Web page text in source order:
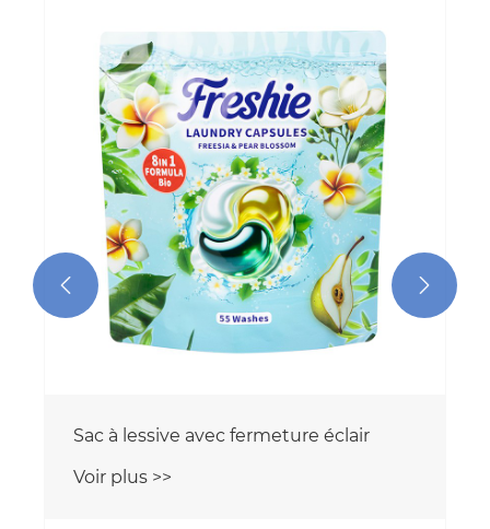
Sac à lessive avec fermeture éclair
Voir plus >>
 